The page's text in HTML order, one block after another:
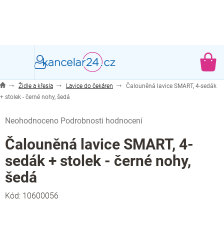
Židle a křesla Lavice do čekáren
Čalouněná lavice SMART, 4-sedák
+ stolek - černé nohy, šedá
hodnocení
produktu
je
0,0
z
5
hvězdiček.
Neohodnoceno Podrobnosti hodnocení
Čalouněná lavice SMART, 4-
sedák + stolek - černé nohy,
šedá
Kód: 10600056